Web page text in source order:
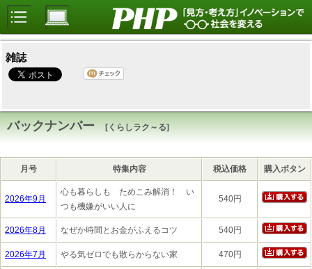
雑誌
バックナンバー [くらしラク～る]
月号 特集内容 税込価格 購入ボタン
2026年9月
心も暮らしも ためこみ解消！ い
つも機嫌がいい人に
540円
2026年8月 なぜか時間とお金がふえるコツ 540円
2026年7月 やる気ゼロでも散らからない家 470円